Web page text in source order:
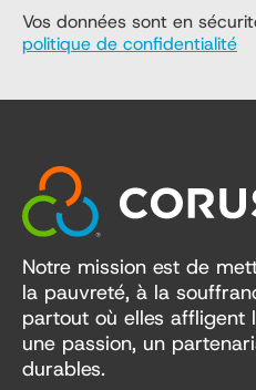
Vos données sont en
politique de confidentialité
Notre mission est de
la pauvreté, à la
partout où elles affligent
une passion, un
durables.